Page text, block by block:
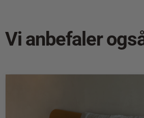
Vi anbefaler